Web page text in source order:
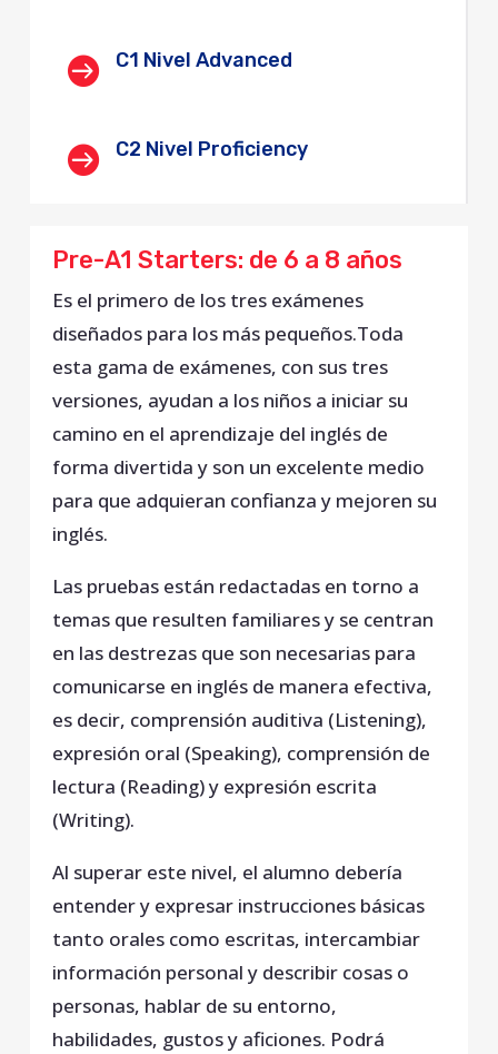
 C1 Nivel Advanced
 C2 Nivel Proficiency
Pre-A1 Starters: de 6 a 8 años
Es el primero de los tres exámenes
diseñados para los más pequeños.Toda
esta gama de exámenes, con sus tres
versiones, ayudan a los niños a iniciar su
camino en el aprendizaje del inglés de
forma divertida y son un excelente medio
para que adquieran confianza y mejoren su
inglés.
Las pruebas están redactadas en torno a
temas que resulten familiares y se centran
en las destrezas que son necesarias para
comunicarse en inglés de manera efectiva,
es decir, comprensión auditiva (Listening),
expresión oral (Speaking), comprensión de
lectura (Reading) y expresión escrita
(Writing).
Al superar este nivel, el alumno debería
entender y expresar instrucciones básicas
tanto orales como escritas, intercambiar
información personal y describir cosas o
personas, hablar de su entorno,
habilidades, gustos y aficiones. Podrá